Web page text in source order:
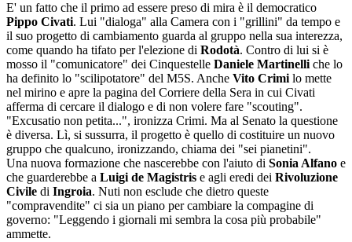
E' un fatto che il primo ad essere preso di mira è il democratico
Pippo Civati. Lui "dialoga" alla Camera con i "grillini" da tempo e
il suo progetto di cambiamento guarda al gruppo nella sua interezza,
come quando ha tifato per l'elezione di Rodotà. Contro di lui si è
mosso il "comunicatore" dei Cinquestelle Daniele Martinelli che lo
ha definito lo "scilipotatore" del M5S. Anche Vito Crimi lo mette
nel mirino e apre la pagina del Corriere della Sera in cui Civati
afferma di cercare il dialogo e di non volere fare "scouting".
"Excusatio non petita...", ironizza Crimi. Ma al Senato la questione
è diversa. Lì, si sussurra, il progetto è quello di costituire un nuovo
gruppo che qualcuno, ironizzando, chiama dei "sei pianetini".
Una nuova formazione che nascerebbe con l'aiuto di Sonia Alfano e
che guarderebbe a Luigi de Magistris e agli eredi dei Rivoluzione
Civile di Ingroia. Nuti non esclude che dietro queste
"compravendite" ci sia un piano per cambiare la compagine di
governo: "Leggendo i giornali mi sembra la cosa più probabile"
ammette.